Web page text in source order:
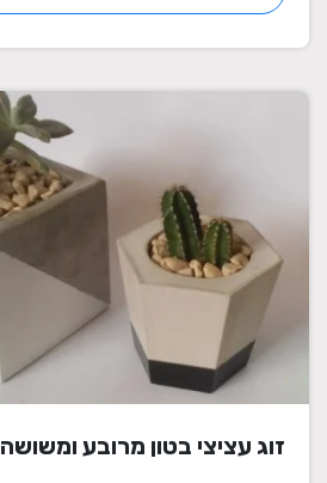
זוג עציצי בטון מרובע ומשושה